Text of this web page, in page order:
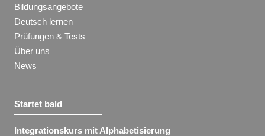
Bildungsangebote
Deutsch lernen
Prüfungen & Tests
Über uns
News
Startet bald
Integrationskurs mit Alphabetisierung